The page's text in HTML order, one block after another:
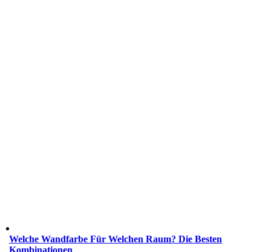
Welche Wandfarbe Für Welchen Raum? Die Besten
Kombinationen